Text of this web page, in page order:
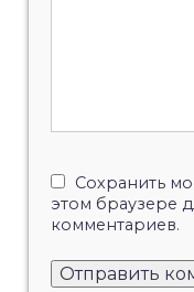
Сохранить
этом браузере
комментариев.